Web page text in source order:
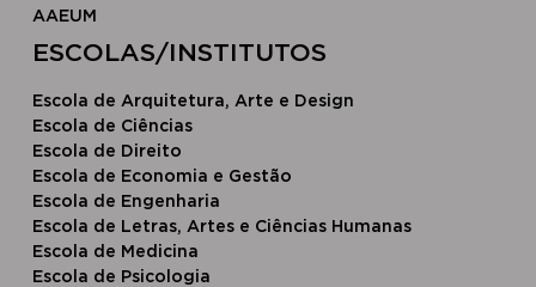
AAEUM
​ESCOLAS/INSTITUTOS​
Escola de Arquitetura, Arte e Design
Escola ​de Ciências
Escola d​e Direito
Escola de Economia e Gestão
Escola de Engenharia
Escola de Letras, Artes e Ciências Humanas
Escola de Medicina
Escola de Psicologia